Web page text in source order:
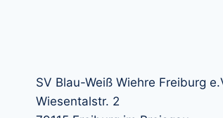
SV Blau-Weiß Wiehre Freiburg
Wiesentalstr. 2